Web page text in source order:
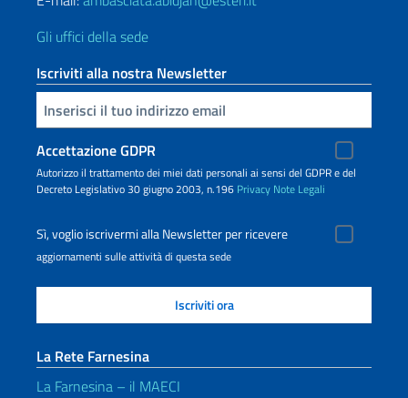
Gli uffici della sede
Iscriviti alla nostra Newsletter
Inserisci la tua email
Accettazione GDPR
Autorizzo il trattamento dei miei dati personali ai sensi del GDPR e del
Decreto Legislativo 30 giugno 2003, n.196 Privacy Note Legali
Sì, voglio iscrivermi alla Newsletter per ricevere
aggiornamenti sulle attività di questa sede
La Rete Farnesina
La Farnesina – il MAECI